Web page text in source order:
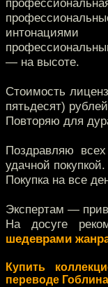
— на высоте.
Стоимость
пятьдесят)
Повторяю для
Поздравляю
удачной покупкой.
Покупка на все
Экспертам —
На досуге
шедеврами
Купить
переводе